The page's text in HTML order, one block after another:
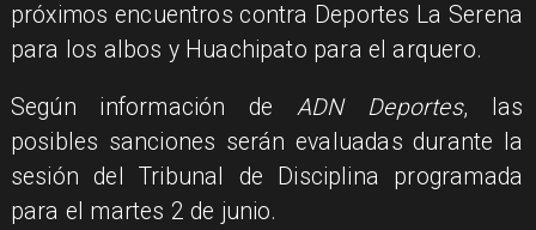
próximos encuentros contra Deportes La Serena
para los albos y Huachipato para el arquero.
Según información deADN Deportes, las
posibles sanciones serán evaluadas durante la
sesión del Tribunal de Disciplina programada
para el martes 2 de junio.